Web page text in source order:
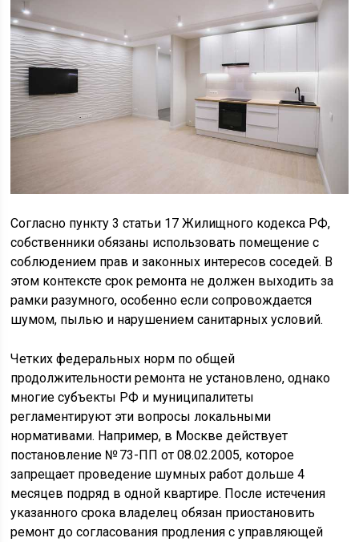
Согласно пункту 3 статьи 17 Жилищного кодекса РФ,
собственники обязаны использовать помещение с
соблюдением прав и законных интересов соседей. В
этом контексте срок ремонта не должен выходить за
рамки разумного, особенно если сопровождается
шумом, пылью и нарушением санитарных условий.
Четких федеральных норм по общей
продолжительности ремонта не установлено, однако
многие субъекты РФ и муниципалитеты
регламентируют эти вопросы локальными
нормативами. Например, в Москве действует
постановление № 73-ПП от 08.02.2005, которое
запрещает проведение шумных работ дольше 4
месяцев подряд в одной квартире. После истечения
указанного срока владелец обязан приостановить
ремонт до согласования продления с управляющей